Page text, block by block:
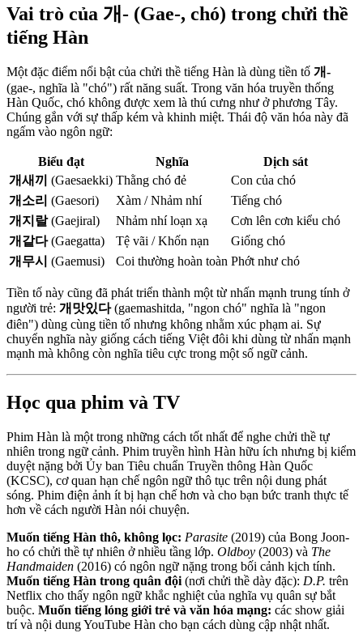
Vai trò của 개- (Gae-, chó) trong chửi thề
tiếng Hàn
Một đặc điểm nổi bật của chửi thề tiếng Hàn là dùng tiền tố 개-
(gae-, nghĩa là "chó") rất năng suất. Trong văn hóa truyền thống
Hàn Quốc, chó không được xem là thú cưng như ở phương Tây.
Chúng gắn với sự thấp kém và khinh miệt. Thái độ văn hóa này đã
ngấm vào ngôn ngữ:
Biểu đạt Nghĩa
Dịch sát
개새끼 (Gaesaekki) Thằng chó đẻ
Con của chó
개소리 (Gaesori) Xàm / Nhảm nhí
Tiếng chó
개지랄(Gaejiral) Nhảm nhí loạn xạ
Cơn lên cơn kiểu chó
개같다(Gaegatta) Tệ vãi / Khốn nạn
Giống chó
개무시 (Gaemusi) Coi thường hoàn toàn Phớt như chó
Tiền tố này cũng đã phát triển thành một từ nhấn mạnh trung tính ở
người trẻ: 개맛있다(gaemashitda, "ngon chó" nghĩa là "ngon
điên") dùng cùng tiền tố nhưng không nhằm xúc phạm ai. Sự
chuyển nghĩa này giống cách tiếng Việt đôi khi dùng từ nhấn mạnh
mạnh mà không còn nghĩa tiêu cực trong một số ngữ cảnh.
Học qua phim và TV
Phim Hàn là một trong những cách tốt nhất để nghe chửi thề tự
nhiên trong ngữ cảnh. Phim truyền hình Hàn hữu ích nhưng bị kiểm
duyệt nặng bởi Ủy ban Tiêu chuẩn Truyền thông Hàn Quốc
(KCSC), cơ quan hạn chế ngôn ngữ thô tục trên nội dung phát
sóng. Phim điện ảnh ít bị hạn chế hơn và cho bạn bức tranh thực tế
hơn về cách người Hàn nói chuyện.
Muốn tiếng Hàn thô, không lọc: Parasite (2019) của Bong Joon-
ho có chửi thề tự nhiên ở nhiều tầng lớp. Oldboy (2003) và The
Handmaiden (2016) có ngôn ngữ nặng trong bối cảnh kịch tính.
Muốn tiếng Hàn trong quân đội (nơi chửi thề dày đặc): D.P. trên
Netflix cho thấy ngôn ngữ khắc nghiệt của nghĩa vụ quân sự bắt
buộc. Muốn tiếng lóng giới trẻ và văn hóa mạng: các show giải
trí và nội dung YouTube Hàn cho bạn cách dùng cập nhật nhất.